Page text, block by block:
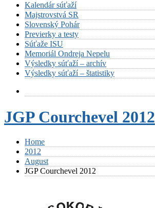
Kalendár súťaží
Majstrovstvá SR
Slovenský Pohár
Previerky a testy
Súťaže ISU
Memoriál Ondreja Nepelu
Výsledky súťaží – archív
Výsledky súťaží – štatistiky
JGP Courchevel 2012
Home
2012
August
JGP Courchevel 2012